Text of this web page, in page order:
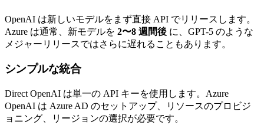
OpenAI は新しいモデルをまず直接 API でリリースします。
Azure は通常、新モデルを 2〜8 週間後 に、GPT-5 のような
メジャーリリースではさらに遅れることもあります。
シンプルな統合
Direct OpenAI は単一の API キーを使用します。Azure
OpenAI は Azure AD のセットアップ、リソースのプロビジ
ョニング、リージョンの選択が必要です。